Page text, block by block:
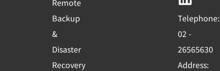
Remote
Backup
&
Disaster
Recovery
o
o
k
-
b
e
d
i
n
Telephone:
02 -
26565630
Address: